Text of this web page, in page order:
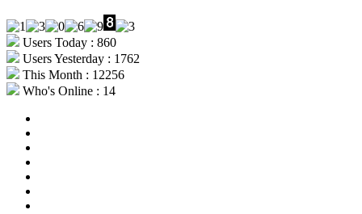
Users Today : 860
Users Yesterday : 1762
This Month : 12256
Who's Online : 14